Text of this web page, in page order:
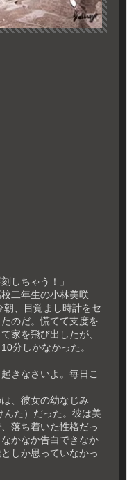
しちゃう！」
二年生の小林美咲
朝、目覚まし時計をセ
のだ。慌てて支度を
家を飛び出したが、
分しかなかった。
きなさいよ。毎日こ
、彼女の幼なじみ
んた）だった。彼は美
落ち着いた性格だっ
かなか告白できなか
しか思っていなかっ